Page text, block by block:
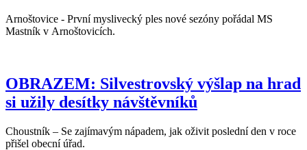
Arnoštovice - První myslivecký ples nové sezóny pořádal MS
Mastník v Arnoštovicích.
OBRAZEM: Silvestrovský výšlap na hrad
si užily desítky návštěvníků
Choustník – Se zajímavým nápadem, jak oživit poslední den v roce
přišel obecní úřad.